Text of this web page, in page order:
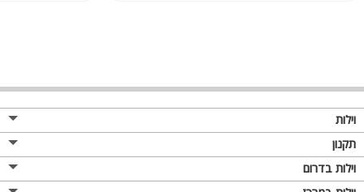
וילות
תקנון
וילות בדרום